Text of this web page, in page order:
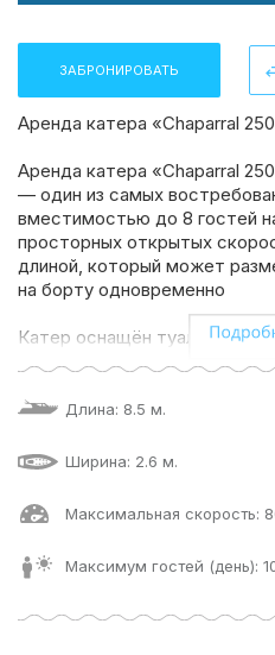
ЗАБРОНИРОВАТЬ
Аренда катера «Chaparral
Аренда катера «Chaparral
— один из самых
вместимостью до 8 гостей
просторных открытых
длиной, который может
на борту одновременно
Катер оснащён туалетной
шумных вечеринок. Вы
прокатиться по всей
Дополнительно на борт вы
оформление цветами,
Длина: 8.5 м.
Ширина: 2.6 м.
Максимальная скорость:
Максимум гостей (день):